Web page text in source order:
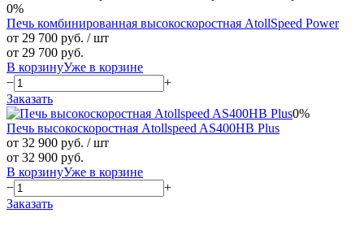
0%
Печь комбинированная высокоскоростная AtollSpeed Power
от 29 700 руб. / шт
от 29 700 руб.
В корзинуУже в корзине
−
+
Заказать
0%
Печь высокоскоростная Atollspeed AS400HB Plus
от 32 900 руб. / шт
от 32 900 руб.
В корзинуУже в корзине
−
+
Заказать